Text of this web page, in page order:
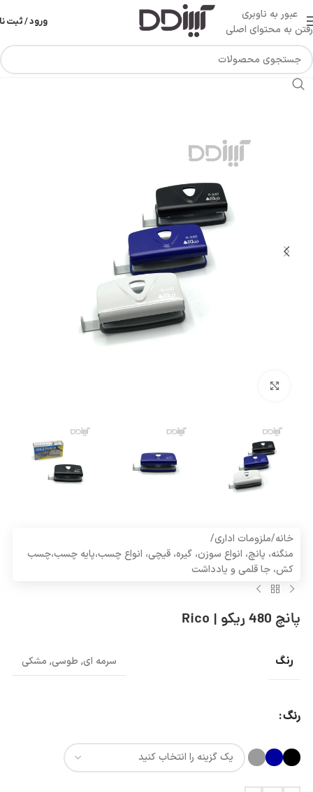
عبور به ناوبری
رفتن به محتوای اصلی
ورود / ثبت
خانه/ملزومات اداری/
منگنه، پانچ، انواع سوزن، گیره، قیچی، انواع چسب،پایه چسب،چسب
کش، جا قلمی و یادداشت
پانچ 480 ریکو | Rico
رنگ سرمه ای, طوسی, مشکی
رنگ